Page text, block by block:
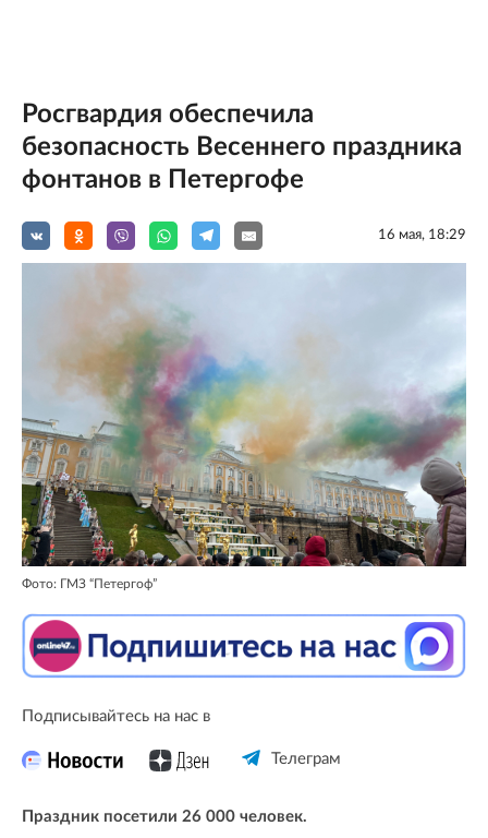
Росгвардия обеспечила
безопасность Весеннего праздника
фонтанов в Петергофе
16 мая, 18:29
Фото: ГМЗ “Петергоф”
Подписывайтесь на нас в
Телеграм
Праздник посетили 26 000 человек.